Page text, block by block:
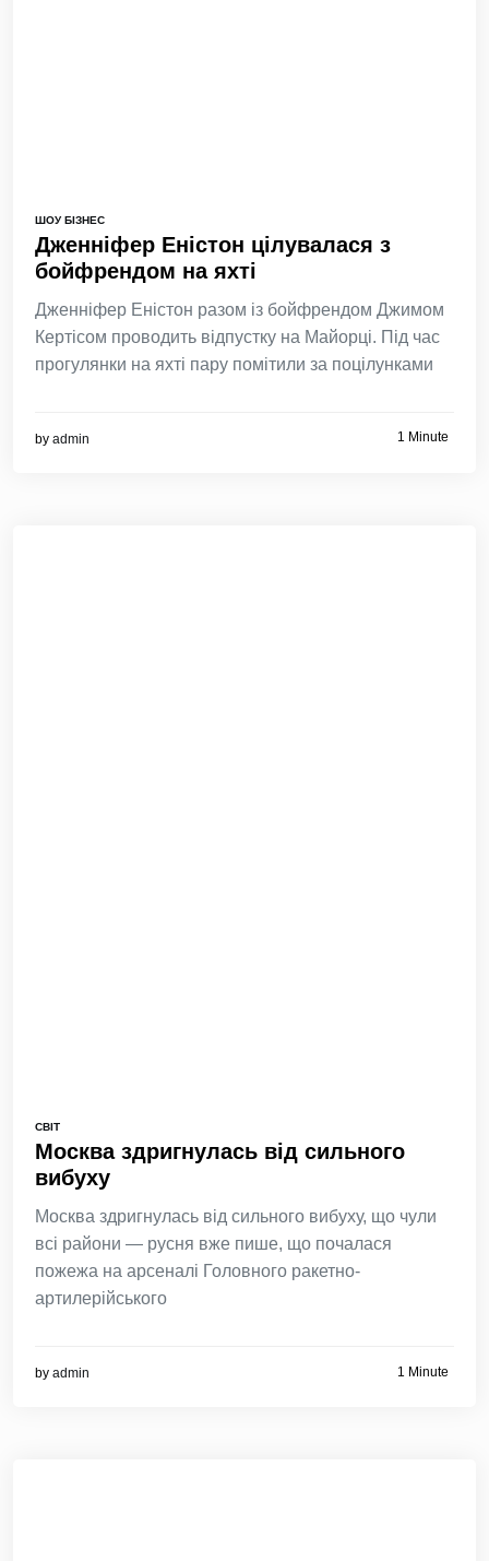
ШОУ БІЗНЕС
Дженніфер Еністон цілувалася з
бойфрендом на яхті
Дженніфер Еністон разом із бойфрендом Джимом
Кертісом проводить відпустку на Майорці. Під час
прогулянки на яхті пару помітили за поцілунками
by admin 1 Minute
СВІТ
Москва здригнулась від сильного
вибуху
Москва здригнулась від сильного вибуху, що чули
всі райони — русня вже пише, що почалася
пожежа на арсеналі Головного ракетно-
артилерійського
by admin 1 Minute